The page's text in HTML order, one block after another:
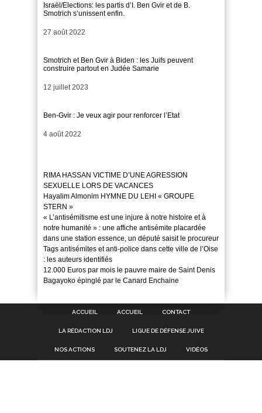
Israël/Elections: les partis d’I. Ben Gvir et de B.
Smotrich s’unissent enfin.
Date
27 août 2022
Smotrich et Ben Gvir à Biden : les Juifs peuvent
construire partout en Judée Samarie
Date
12 juillet 2023
Ben-Gvir : Je veux agir pour renforcer l’Etat
Date
4 août 2022
RIMA HASSAN VICTIME D’UNE AGRESSION
SEXUELLE LORS DE VACANCES
Hayalim Almonim HYMNE DU LEHI « GROUPE
STERN »
« L’antisémitisme est une injure à notre histoire et à
notre humanité » : une affiche antisémite placardée
dans une station essence, un député saisit le procureur
Tags antisémites et anti-police dans cette ville de l’Oise
: les auteurs identifiés
12.000 Euros par mois le pauvre maire de Saint Denis
Bagayoko épinglé par le Canard Enchaine
ACCUEIL ACCUEIL CONTACT
LA RÉDACTION LDJ LIGUE DE DÉFENSE JUIVE
NOS ACTIONS SOUTENEZ LA LDJ VIDÉOS